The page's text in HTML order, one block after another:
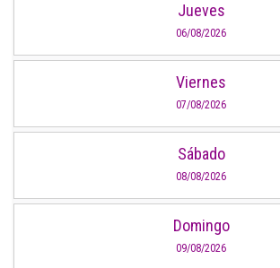
Jueves
06/08/2026
Viernes
07/08/2026
Sábado
08/08/2026
Domingo
09/08/2026